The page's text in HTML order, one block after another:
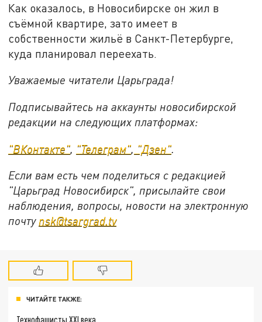
Как оказалось, в Новосибирске он жил в
съёмной квартире, зато имеет в
собственности жильё в Санкт-Петербурге,
куда планировал переехать.
Уважаемые читатели Царьграда!
Подписывайтесь на аккаунты новосибирской
редакции на следующих платформах:
"ВКонтакте", "Телеграм", "Дзен".
Если вам есть чем поделиться с редакцией
"Царьград Новосибирск", присылайте свои
наблюдения, вопросы, новости на электронную
почту nsk@tsargrad.tv
ЧИТАЙТЕ ТАКЖЕ:
Технофашисты XXI века